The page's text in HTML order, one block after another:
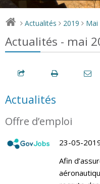
> Actualités > 2019 > Mai
Actualités - mai
Actualités
Offre d’emploi
23-05-
Afin